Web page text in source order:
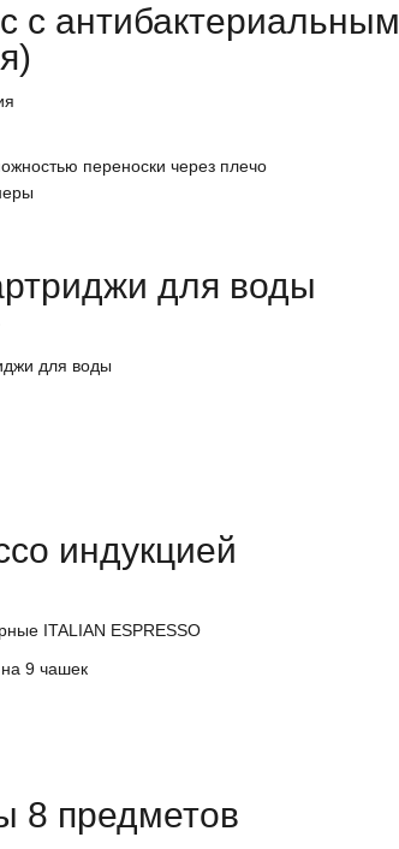
с антибактериальным
переноски через плечо
для воды
для воды
индукцией
ITALIAN ESPRESSO
9 чашек
8 предметов